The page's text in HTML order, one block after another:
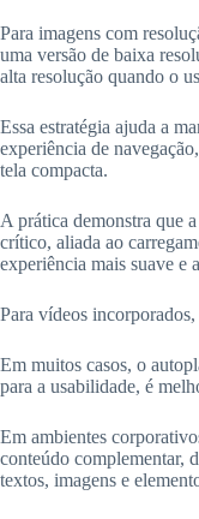
Para imagens com
uma versão de baixa
alta resolução quando o
Essa estratégia ajuda a
experiência de
tela compacta.
A prática demonstra que
crítico, aliada ao
experiência mais suave e
Para vídeos
Em muitos casos, o
para a usabilidade, é
Em ambientes
conteúdo complementar,
textos, imagens e